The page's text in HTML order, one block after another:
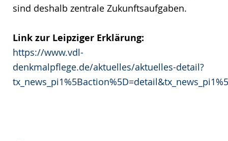
sind deshalb zentrale Zukunftsaufgaben.
Link zur Leipziger Erklärung:
https://www.vdl-
denkmalpflege.de/aktuelles/aktuelles-detail?